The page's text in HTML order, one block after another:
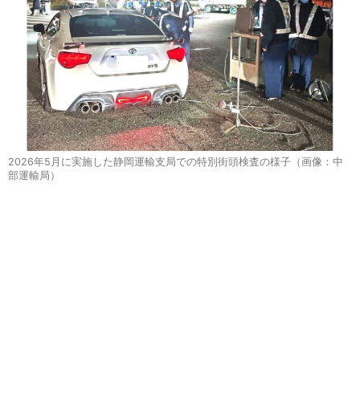
2026年5月に実施した静岡運輸支局での特別街頭検査の様子（画像：中
部運輸局）